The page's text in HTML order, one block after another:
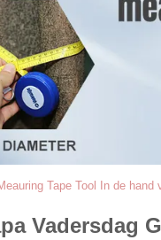
Tape Tool In de hand
Vadersdag